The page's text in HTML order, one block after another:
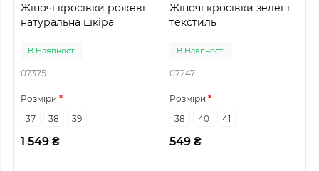
Жіночі кросівки рожеві
натуральна шкіра
В Наявності
07375
Розміри
37
38 39
1 549 ₴
Жіночі кросівки зелені
текстиль
В Наявності
07247
Розміри
38
40 41
549 ₴